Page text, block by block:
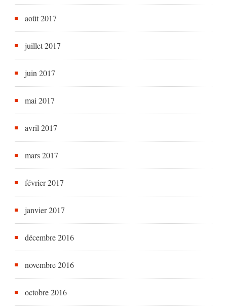
août 2017
juillet 2017
juin 2017
mai 2017
avril 2017
mars 2017
février 2017
janvier 2017
décembre 2016
novembre 2016
octobre 2016